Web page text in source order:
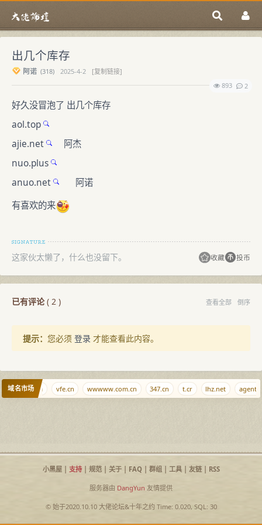
出几个库存
阿诺 (318) 2025-4-2
[复制链接]
893
2
好久没冒泡了 出几个库存
aol.top
ajie.net
阿杰
nuo.plus
anuo.net
阿诺
有喜欢的来
这家伙太懒了，什么也没留下。 收藏 投币
已有评论( 2 ) 查看全部 倒序
提示： 您必须 登录 才能查看此内容。
域名市场
diaozhui.com vfe.cn wwwww.com.cn 347.cn t.cr lhz.net
小黑屋| 支持| 规范| 关于| FAQ| 群组| 工具| 友链| RSS
服务器由 DangYun 友情提供
© 始于2020.10.10 大佬论坛&十年之约Time: 0.020, SQL: 30